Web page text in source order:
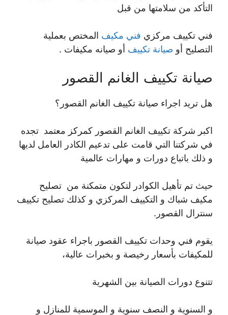
التأكد من سلامتها من قبل
فني تكييف مركزي فني مكيف المختص بعملية
التصليح أو صيانة تكييف أو صيانه مكيفات .
صيانة تكييف الغانم القصور
هل تريد اجراء صيانة تكييف الغانم القصور؟
اكبر شركة تكييف الغانم القصور كمركز معتمد تجده
في شركتنا التي قامت على تدعيم الكادر العامل لديها
و ذلك باتباع دورات و مهارات عالمية
حيث تم تأهيل الكوادر لتكون متمكنة من تصليح
مكيف شباك و التكييف المركزي و كذلك تصليح تكييف
سنترال القصور.
يقوم فني وحدات تكييف القصور باجراء عقود صيانة
للمكيفات بأسعار رخيصة و بخبرات عالية،
تتنوع دورات الصيانة بين الشهرية
و السنوية و النصف سنوية و الموسمية للمنازل و